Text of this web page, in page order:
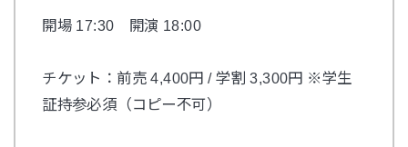
開場17:30 開演 18:00
チケット：前売 4,400円 /学割 3,300円 ※学生
証持参必須（コピー不可）